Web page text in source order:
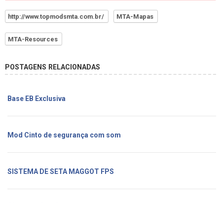
http://www.topmodsmta.com.br/ MTA-Mapas
MTA-Resources
POSTAGENS RELACIONADAS
Base EB Exclusiva
Mod Cinto de segurança com som
SISTEMA DE SETA MAGGOT FPS